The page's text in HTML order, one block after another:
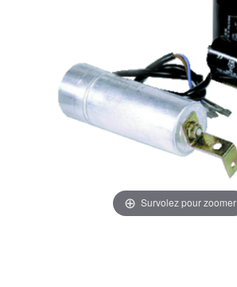
Survolez pour zoomer